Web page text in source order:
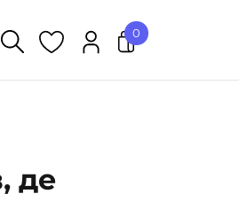
0
товарів.
де